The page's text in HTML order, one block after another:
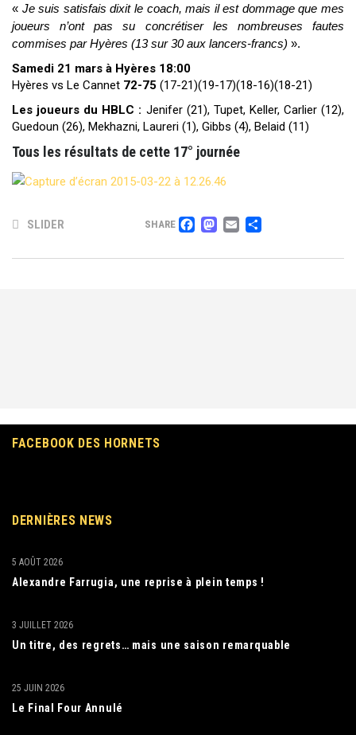
« Je suis satisfais dixit le coach, mais il est dommage que mes
joueurs n’ont pas su concrétiser les nombreuses fautes
commises par Hyères (13 sur 30 aux lancers-francs) ».
Samedi 21 mars à Hyères 18:00
Hyères vs Le Cannet 72-75 (17-21)(19-17)(18-16)(18-21)
Les joueurs du HBLC : Jenifer (21), Tupet, Keller, Carlier (12),
Guedoun (26), Mekhazni, Laureri (1), Gibbs (4), Belaid (11)
Tous les résultats de cette 17° journée
SLIDER SHARE FACEBOOK
MASTODON
EMAIL
FACEBOOK DES HORNETS
DERNIÈRES NEWS
Alexandre Farrugia, une reprise à plein temps !
5 AOÛT 2026
Un titre, des regrets… mais une saison remarquable
3 JUILLET 2026
Le Final Four Annulé
25 JUIN 2026